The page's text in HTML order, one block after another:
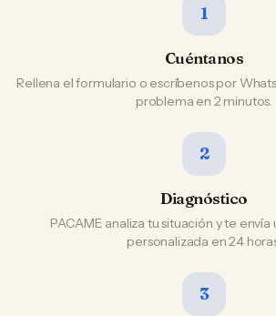
1
Cuéntanos
Rellena el formulario o escríbenos por
problema en 2 minutos.
2
Diagnóstico
PACAME analiza tu situación y te
personalizada en 24
3